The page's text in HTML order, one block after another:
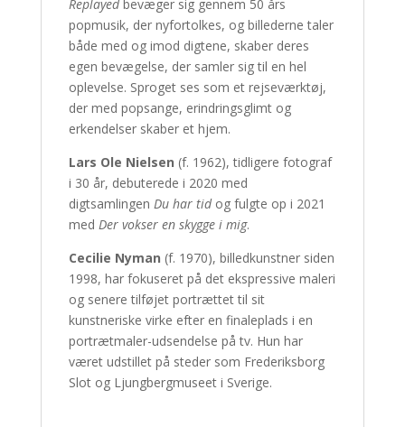
Replayedbevæger sig gennem 50 års
popmusik, der nyfortolkes, og billederne taler
både med og imod digtene, skaber deres
egen bevægelse, der samler sig til en hel
oplevelse. Sproget ses som et rejseværktøj,
der med popsange, erindringsglimt og
erkendelser skaber et hjem.
Lars Ole Nielsen (f. 1962), tidligere fotograf
i 30 år, debuterede i 2020 med
digtsamlingen Du har tidog fulgte op i 2021
med Der vokser en skygge i mig.
Cecilie Nyman (f. 1970), billedkunstner siden
1998, har fokuseret på det ekspressive maleri
og senere tilføjet portrættet til sit
kunstneriske virke efter en finaleplads i en
portrætmaler-udsendelse på tv. Hun har
været udstillet på steder som Frederiksborg
Slot og Ljungbergmuseet i Sverige.